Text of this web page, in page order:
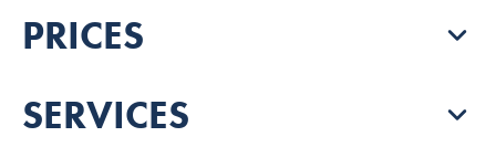
PRICES
SERVICES